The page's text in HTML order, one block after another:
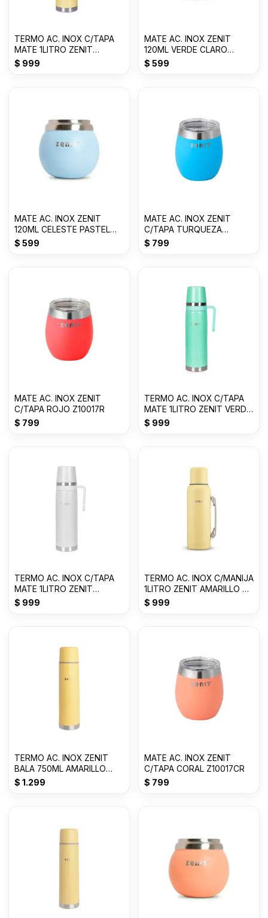
TERMO AC. INOX C/TAPA
MATE 1LITRO ZENIT
AMARILLO P ZF3Y
$ 999
MATE AC. INOX ZENIT
120ML VERDE CLARO
ZVB028VC
$ 599
MATE AC. INOX ZENIT
120ML CELESTE PASTEL
ZVB028C
$ 599
MATE AC. INOX ZENIT
C/TAPA TURQUEZA
Z10017A
$ 799
MATE AC. INOX ZENIT
C/TAPA ROJO Z10017R
$ 799
TERMO AC. INOX C/TAPA
MATE 1LITRO ZENIT VERDE
CLARO ZF3VC
$ 999
TERMO AC. INOX C/TAPA
MATE 1LITRO ZENIT
BLANCO ZF3W
$ 999
TERMO AC. INOX C/MANIJA
1LITRO ZENIT AMARILLO P
Z100XZ1Y
$ 999
TERMO AC. INOX ZENIT
BALA 750ML AMARILLO
PASTEL Z75ZY
$ 1.299
MATE AC. INOX ZENIT
C/TAPA CORAL Z10017CR
$ 799